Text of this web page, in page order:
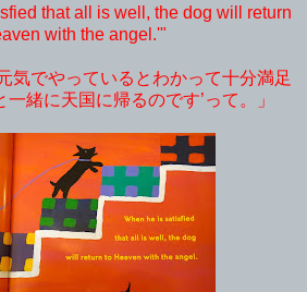
that all is well, the dog will return
with the angel.'"
気でやっているとわかって十分満足
緒に天国に帰るのです’って。」